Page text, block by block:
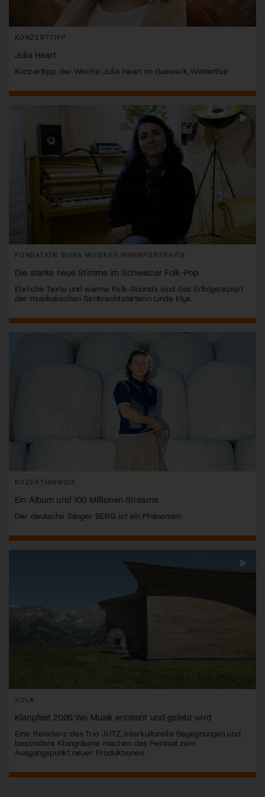
KONZERTTIPP
Julia Heart
Konzerttipp der Woche: Julia Heart im Gaswerk, Winterthur
FONDATION SUISA MUSIKER:INNENPORTRAITS
Die starke neue Stimme im Schweizer Folk-Pop
Ehrliche Texte und warme Folk-Sounds sind das Erfolgsrezept
der musikalischen Senkrechtstarterin Linda Elys.
KOZERTHINWEIS
Ein Album und 100 Millionen Streams
Der deutsche Sänger BERQ ist ein Phänomen
VOLK
Klangfest 2026: Wo Musik entsteht und gelebt wird
Eine Residenz des Trio JÜTZ, interkulturelle Begegnungen und
besondere Klangräume machen das Festival zum
Ausgangspunkt neuer Produktionen.